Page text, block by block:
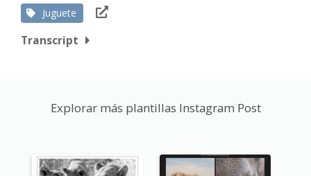
Juguete
Transcript
Explorar más plantillas Instagram Post